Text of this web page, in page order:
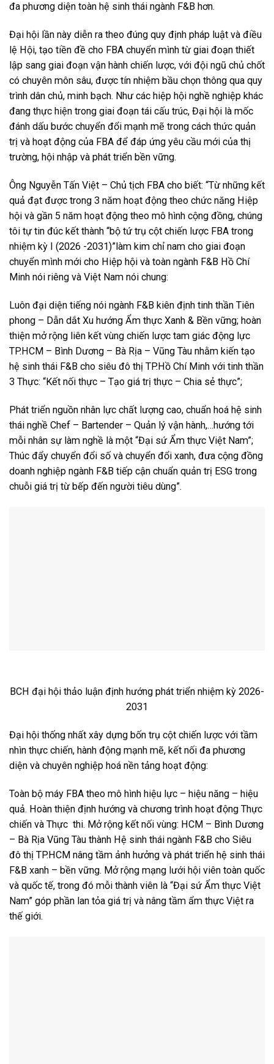
đa phương diện toàn hệ sinh thái ngành F&B hơn.
Đại hội lần này diễn ra theo đúng quy định pháp luật và điều
lệ Hội, tạo tiền đề cho FBA chuyển mình từ giai đoạn thiết
lập sang giai đoạn vận hành chiến lược, với đội ngũ chủ chốt
có chuyên môn sâu, được tín nhiệm bầu chọn thông qua quy
trình dân chủ, minh bạch. Như các hiệp hội nghề nghiệp khác
đang thực hiện trong giai đoạn tái cấu trúc, Đại hội là mốc
đánh dấu bước chuyển đổi mạnh mẽ trong cách thức quản
trị và hoạt động của FBA để đáp ứng yêu cầu mới của thị
trường, hội nhập và phát triển bền vững.
Ông Nguyễn Tấn Việt – Chủ tịch FBA cho biết: “Từ những kết
quả đạt được trong 3 năm hoạt động theo chức năng Hiệp
hội và gần 5 năm hoạt động theo mô hình cộng đồng, chúng
tôi tự tin đúc kết thành “bộ tứ trụ cột chiến lược FBA trong
nhiệm kỳ I (2026 -2031)”làm kim chỉ nam cho giai đoạn
chuyển mình mới cho Hiệp hội và toàn ngành F&B Hồ Chí
Minh nói riêng và Việt Nam nói chung:
Luôn đại diện tiếng nói ngành F&B kiên định tinh thần Tiên
phong – Dẫn dắt Xu hướng Ẩm thực Xanh & Bền vững; hoàn
thiện mở rộng liên kết vùng chiến lược tam giác động lực
TP.HCM – Bình Dương – Bà Rịa – Vũng Tàu nhằm kiến tạo
hệ sinh thái F&B cho siêu đô thị TP.Hồ Chí Minh với tinh thần
3 Thực: “Kết nối thực – Tạo giá trị thực – Chia sẻ thực”;
Phát triển nguồn nhân lực chất lượng cao, chuẩn hoá hệ sinh
thái nghề Chef – Bartender – Quản lý vận hành,…hướng tới
mỗi nhân sự làm nghề là một “Đại sứ Ẩm thực Việt Nam”;
Thúc đẩy chuyển đổi số và chuyển đổi xanh, đưa cộng đồng
doanh nghiệp ngành F&B tiếp cận chuẩn quản trị ESG trong
chuỗi giá trị từ bếp đến người tiêu dùng”.
BCH đại hội thảo luận định hướng phát triển nhiệm kỳ 2026-
2031
Đại hội thống nhất xây dựng bốn trụ cột chiến lược với tầm
nhìn thực chiến, hành động mạnh mẽ, kết nối đa phương
diện và chuyên nghiệp hoá nền tảng hoạt động:
Toàn bộ máy FBA theo mô hình hiệu lực – hiệu năng – hiệu
quả. Hoàn thiện định hướng và chương trình hoạt động Thực
chiến và Thực thi. Mở rộng kết nối vùng: HCM – Bình Dương
– Bà Rịa Vũng Tàu thành Hệ sinh thái ngành F&B cho Siêu
đô thị TP.HCM nâng tầm ảnh hưởng và phát triển hệ sinh thái
F&B xanh – bền vững. Mở rộng mạng lưới hội viên toàn quốc
và quốc tế, trong đó mỗi thành viên là “Đại sứ Ẩm thực Việt
Nam” góp phần lan tỏa giá trị và nâng tầm ẩm thực Việt ra
thế giới.